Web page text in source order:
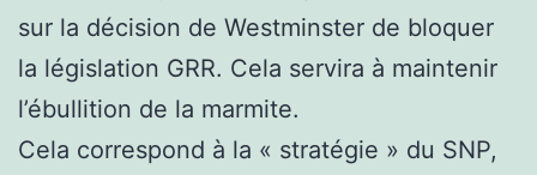
sur la décision de Westminster de bloquer
la législation GRR. Cela servira à maintenir
l’ébullition de la marmite.
Cela correspond à la « stratégie » du SNP,